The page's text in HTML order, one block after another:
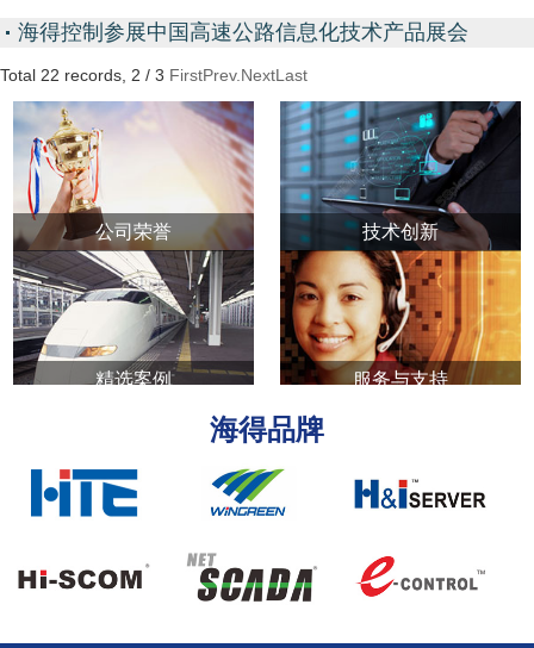
海得控制参展中国高速公路信息化技术产品展会
Total 22 records, 2 / 3 FirstPrev.NextLast
公司荣誉 技术创新
精选案例 服务与支持
海得品牌